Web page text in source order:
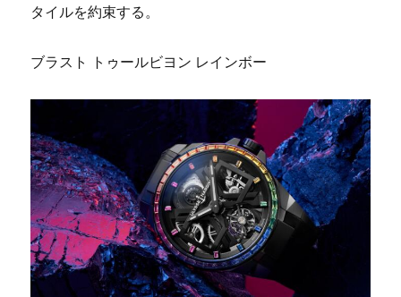
に
タイルを約束する。
ブラスト トゥールビヨン レインボー